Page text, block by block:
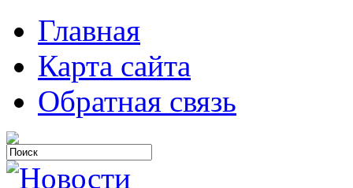
Главная
Карта сайта
Обратная связь